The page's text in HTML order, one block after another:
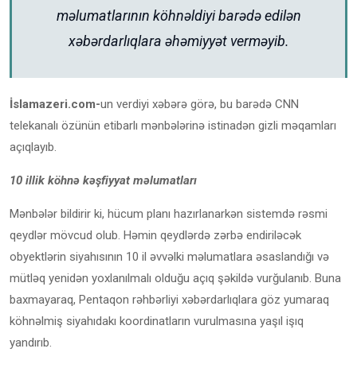
məlumatlarının köhnəldiyi barədə edilən
xəbərdarlıqlara əhəmiyyət verməyib.
İslamazeri.com-un verdiyi xəbərə görə, bu barədə CNN
telekanalı özünün etibarlı mənbələrinə istinadən gizli məqamları
açıqlayıb.
10 illik köhnə kəşfiyyat məlumatları
Mənbələr bildirir ki, hücum planı hazırlanarkən sistemdə rəsmi
qeydlər mövcud olub. Həmin qeydlərdə zərbə endiriləcək
obyektlərin siyahısının 10 il əvvəlki məlumatlara əsaslandığı və
mütləq yenidən yoxlanılmalı olduğu açıq şəkildə vurğulanıb. Buna
baxmayaraq, Pentaqon rəhbərliyi xəbərdarlıqlara göz yumaraq
köhnəlmiş siyahıdakı koordinatların vurulmasına yaşıl işıq
yandırıb.